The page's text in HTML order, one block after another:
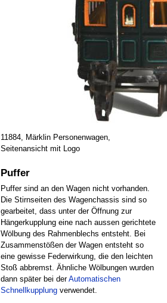
11884, Märklin Personenwagen,
Seitenansicht mit Logo
Puffer
Puffer sind an den Wagen nicht vorhanden.
Die Stirnseiten des Wagenchassis sind so
gearbeitet, dass unter der Öffnung zur
Hängerkupplung eine nach aussen gerichtete
Wölbung des Rahmenblechs entsteht. Bei
Zusammenstößen der Wagen entsteht so
eine gewisse Federwirkung, die den leichten
Stoß abbremst. Ähnliche Wölbungen wurden
dann später bei derAutomatischen
Schnellkupplungverwendet.